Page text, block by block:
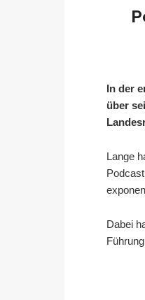
In der
über
Lange
Dabei